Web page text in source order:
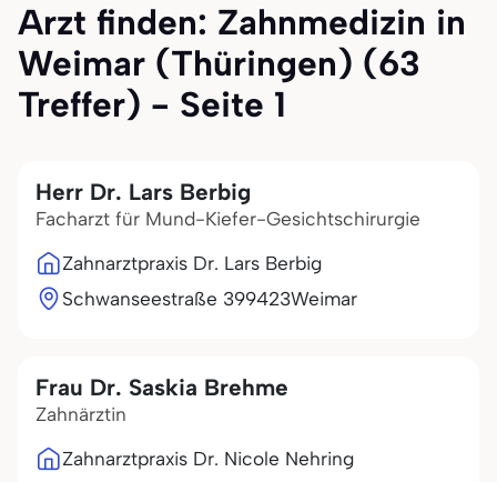
Arzt finden: Zahnmedizin in
Weimar (Thüringen) (63
Treffer) - Seite 1
Herr Dr. Lars Berbig
Facharzt für Mund-Kiefer-Gesichtschirurgie
Zahnarztpraxis Dr. Lars Berbig
Schwanseestraße 399423Weimar
Frau Dr. Saskia Brehme
Zahnärztin
Zahnarztpraxis Dr. Nicole Nehring